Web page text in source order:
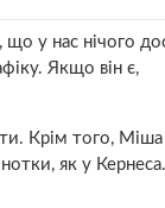
що у нас нічого
Якщо він є,
Крім того, Міша
як у